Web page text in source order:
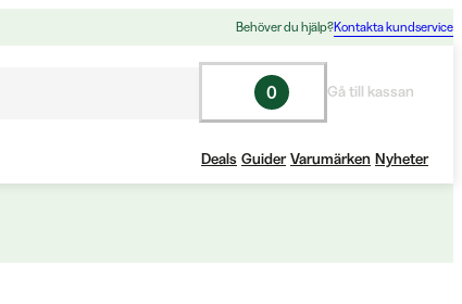
Behöver du hjälp?Kontakta kundservice
0 Gå till kassan
Deals Guider Varumärken Nyheter